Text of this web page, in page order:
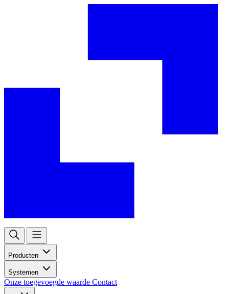
Producten
Systemen
Onze toegevoegde waarde Contact